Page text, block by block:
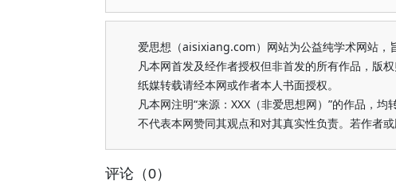
爱思想（aisixiang.com）网站为公益纯学术网站，
凡本网首发及经作者授权但非首发的所有作品，版
纸媒转载请经本网或作者本人书面授权。
凡本网注明“来源：XXX（非爱思想网）”的作品，
不代表本网赞同其观点和对其真实性负责。若作者
评论（0）